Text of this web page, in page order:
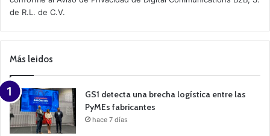
v
e
a
m
a
n
de R.L. de C.V.
Más leidos
GS1 detecta una brecha logística entre las
PyMEs fabricantes
hace 7 días